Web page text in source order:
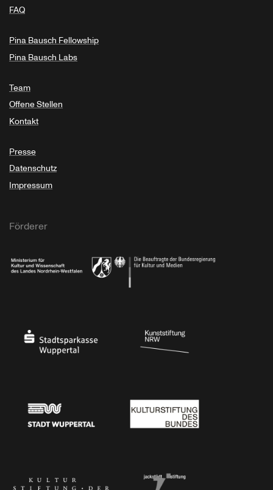
FAQ
Pina Bausch Fellowship
Pina Bausch Labs
Team
Offene Stellen
Kontakt
Presse
Datenschutz
Impressum
Förderer